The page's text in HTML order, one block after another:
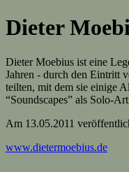
Dieter
Dieter Moebius ist eine
Jahren - durch den Eintritt
teilten, mit dem sie einige
“Soundscapes” als Solo-
Am 13.05.2011
www.dietermoebius.de